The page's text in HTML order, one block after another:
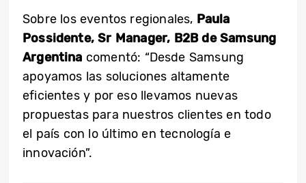
Sobre los eventos regionales, Paula
Possidente, Sr Manager, B2B de Samsung
Argentina comentó: “Desde Samsung
apoyamos las soluciones altamente
eficientes y por eso llevamos nuevas
propuestas para nuestros clientes en todo
el país con lo último en tecnología e
innovación”.